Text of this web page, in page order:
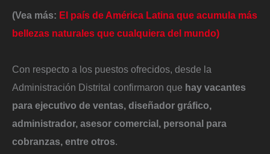
(Vea más: El país de América Latina que acumula más
bellezas naturales que cualquiera del mundo)
Con respecto a los puestos ofrecidos, desde la
Administración Distrital confirmaron que hay vacantes
para ejecutivo de ventas, diseñador gráfico,
administrador, asesor comercial, personal para
cobranzas, entre otros.